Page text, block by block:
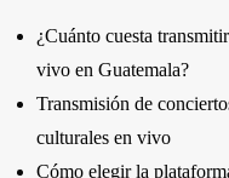
¿Cuánto cuesta
vivo en Guatemala?
Transmisión de
culturales en vivo
Cómo elegir la